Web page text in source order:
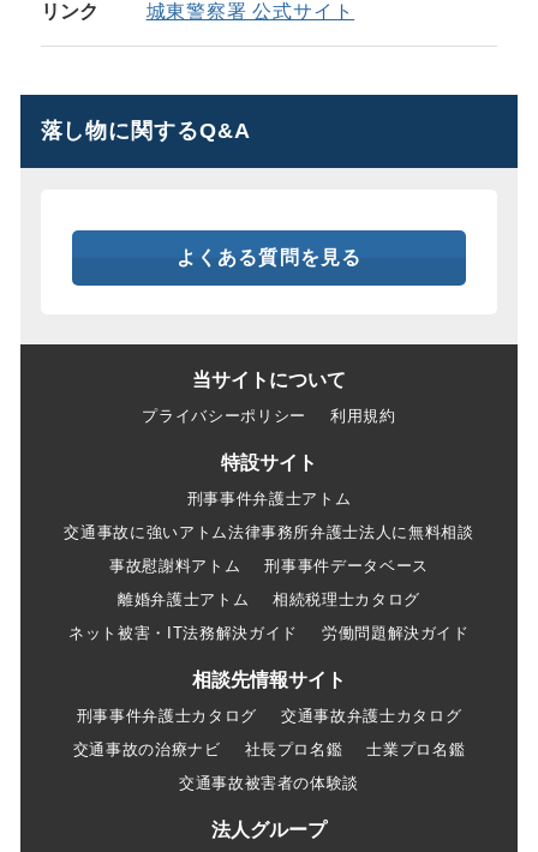
リンク 城東警察署 公式サイト
落し物に関するQ&A
よくある質問を見る
当サイトについて
プライバシーポリシー 利用規約
特設サイト
刑事事件弁護士アトム
交通事故に強いアトム法律事務所弁護士法人に無料相談
事故慰謝料アトム
刑事事件データベース
離婚弁護士アトム
相続税理士カタログ
ネット被害・IT法務解決ガイド
労働問題解決ガイド
相談先情報サイト
刑事事件弁護士カタログ
交通事故弁護士カタログ
交通事故の治療ナビ
社長プロ名鑑
士業プロ名鑑
交通事故被害者の体験談
法人グループ